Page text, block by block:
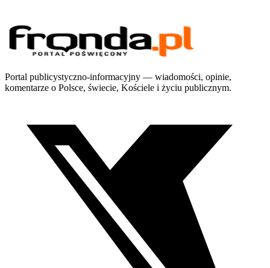
Portal publicystyczno-informacyjny — wiadomości, opinie,
komentarze o Polsce, świecie, Kościele i życiu publicznym.